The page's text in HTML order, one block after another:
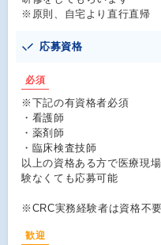
※原則、自宅より直行直帰
応募資格
必須
※下記の有資格者必須
・看護師
・薬剤師
・臨床検査技師
以上の資格ある方で医療現
験なくても応募可能
※CRC実務経験者は資格不要
歓迎